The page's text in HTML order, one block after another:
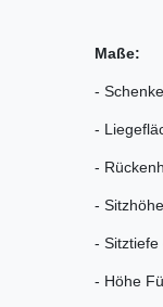
Maße:
-
-
-
-
- Sitztiefe
- Höhe